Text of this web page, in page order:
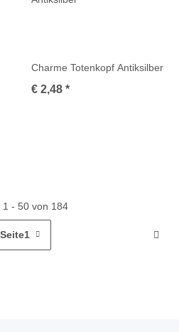
Charme Totenkopf Antiksilber
€ 2,48 *
1 - 50 von 184
Seite1